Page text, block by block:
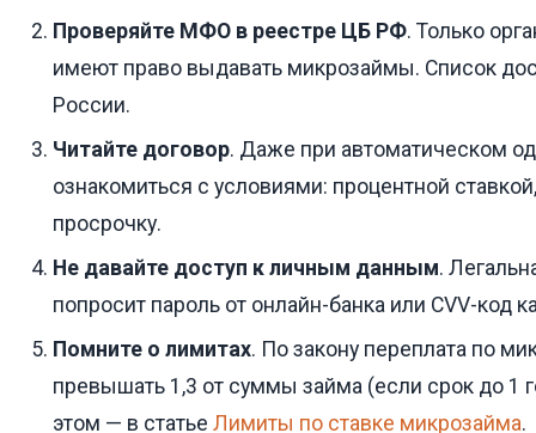
Проверяйте МФО в реестре ЦБ РФ. Только
имеют право выдавать микрозаймы. Список
России.
Читайте договор. Даже при автоматическом
ознакомиться с условиями: процентной
просрочку.
Не давайте доступ к личным данным.
попросит пароль от онлайн-банка или CVV-код
Помните о лимитах. По закону переплата по
превышать 1,3 от суммы займа (если срок до 1
этом — в статье Лимиты по ставке микрозайма.